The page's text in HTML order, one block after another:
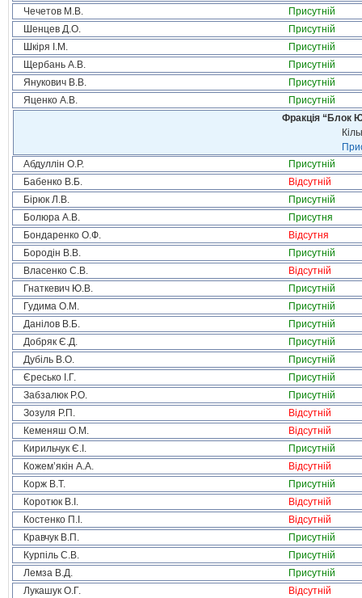
Чечетов М.В.
Присутній
Шенцев Д.О.
Присутній
Шкіря І.М.
Присутній
Щербань А.В.
Присутній
Янукович В.В.
Присутній
Яценко А.В.
Присутній
Фракція “Блок
Абдуллін О.Р.
Присутній
Бабенко В.Б.
Відсутній
Бірюк Л.В.
Присутній
Болюра А.В.
Присутня
Бондаренко О.Ф.
Відсутня
Бородін В.В.
Присутній
Власенко С.В.
Відсутній
Гнаткевич Ю.В.
Присутній
Гудима О.М.
Присутній
Данілов В.Б.
Присутній
Добряк Є.Д.
Присутній
Дубіль В.О.
Присутній
Єресько І.Г.
Присутній
Забзалюк Р.О.
Присутній
Зозуля Р.П.
Відсутній
Кеменяш О.М.
Відсутній
Кирильчук Є.І.
Присутній
Кожем’якін А.А.
Відсутній
Корж В.Т.
Присутній
Коротюк В.І.
Відсутній
Костенко П.І.
Відсутній
Кравчук В.П.
Присутній
Курпіль С.В.
Присутній
Лемза В.Д.
Присутній
Лукашук О.Г.
Відсутній